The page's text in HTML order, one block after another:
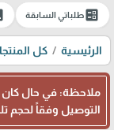
ballotطلباتي السابقة
الرئيسية كل
ملاحظة: في حال كان
التوصيل وفقاً لحجم